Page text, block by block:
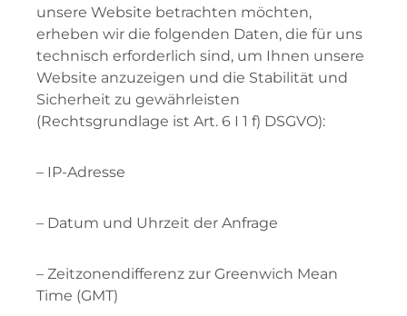
unsere Website betrachten möchten,
erheben wir die folgenden Daten, die für uns
technisch erforderlich sind, um Ihnen unsere
Website anzuzeigen und die Stabilität und
Sicherheit zu gewährleisten
(Rechtsgrundlage ist Art. 6 I 1 f) DSGVO):
– IP-Adresse
– Datum und Uhrzeit der Anfrage
– Zeitzonendifferenz zur Greenwich Mean
Time (GMT)